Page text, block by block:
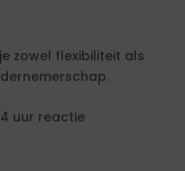
zowel flexibiliteit als
uur reactie